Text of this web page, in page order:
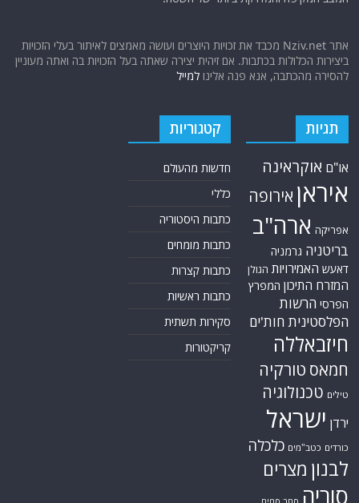
אודות
(רשתות חברתיות, עיתונות, עדויות מקומיות ועוד) על מנת להביא את תמונת
המצב המקיפה והמדויקת ביותר של השטח.
ביצירות הכלולות בכתבות. אם זיהית יצירה שאתה בעל הזכויות בה ואתה מעוניין
להסירה מהכתבה, אנא פנה אלינו למייל
תגיות
או"ם אוקראינה
איראן אירופה
אפריקה ארה"ב
בריטניה גרמניה
הגולן
המזרח התיכון המפרץ
הרשות
הפלסטינית
חיזבאללה
קטגוריות
חדשות מהעולם
כללי
כתבות היסטוריה